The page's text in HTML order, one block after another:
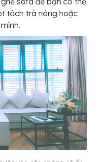
tách trà nóng hoặc